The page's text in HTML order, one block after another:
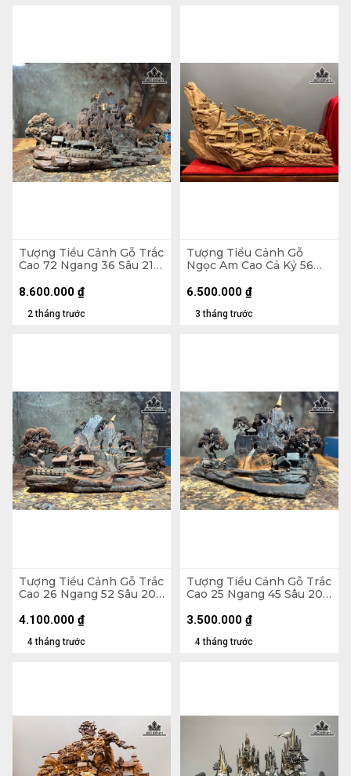
Tượng Tiểu Cảnh Gỗ Trắc
Cao 72 Ngang 36 Sâu 21
2 tháng trước
8.600.000 ₫
Tượng Tiểu Cảnh Gỗ
Ngọc Am Cao Cả Kỷ 56
Kỷ Cao 10
3 tháng trước
6.500.000 ₫
Tượng Tiểu Cảnh Gỗ Trắc
Cao 26 Ngang 52 Sâu 20
4 tháng trước
4.100.000 ₫
Tượng Tiểu Cảnh Gỗ Trắc
Cao 25 Ngang 45 Sâu 20
4 tháng trước
3.500.000 ₫